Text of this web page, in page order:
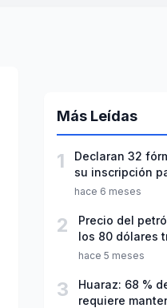
Más Leídas
1
Declaran 32
su inscripción
hace 6 meses
2
Precio del
los 80 dólares
hace 5 meses
3
Huaraz: 68 %
requiere